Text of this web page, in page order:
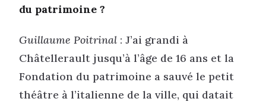
du patrimoine ?
Guillaume Poitrinal : J’ai grandi à
Châtellerault jusqu’à l’âge de 16 ans et la
Fondation du patrimoine a sauvé le petit
théâtre à l’italienne de la ville, qui datait